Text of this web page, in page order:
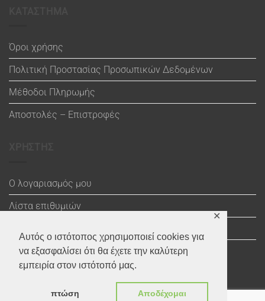
Αυτός ο ιστότοπος χρησιμοποιεί cookies για
να εξασφαλίσει ότι θα έχετε την καλύτερη
εμπειρία στον ιστότοπό μας.
πτώση Αποδέχομαι
✕
Όροι χρήσης
Πολιτική Προστασίας Προσωπικών Δεδομένων
Μέθοδοι Πληρωμής
Αποστολές – Επιστροφές
Ο λογαριασμός μου
Λίστα επιθυμιών
Ολοκλήρωση αγοράς
Visa MasterCardPayPal